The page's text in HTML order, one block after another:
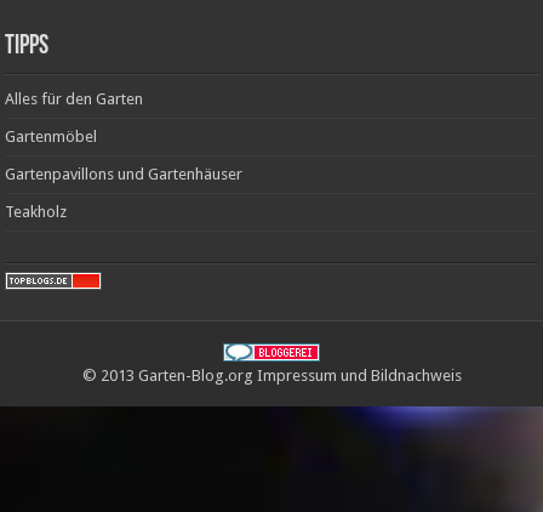
Tipps
Alles für den Garten
Gartenmöbel
Gartenpavillons und Gartenhäuser
Teakholz
© 2013 Garten-Blog.org Impressum und Bildnachweis